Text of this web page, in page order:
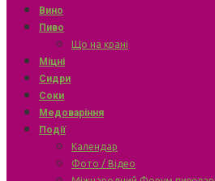
Вино
Пиво
Що на крані
Міцні
Сидри
Соки
Медоваріння
Події
Календар
Фото / Відео